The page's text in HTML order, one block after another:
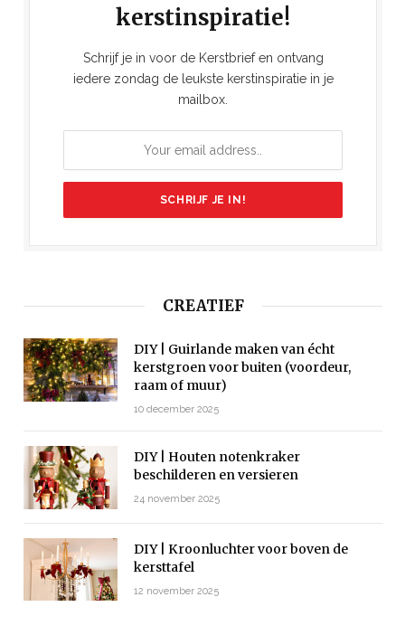
kerstinspiratie!
Schrijf je in voor de Kerstbrief en ontvang
iedere zondag de leukste kerstinspiratie in je
mailbox.
CREATIEF
DIY | Guirlande maken van écht
kerstgroen voor buiten (voordeur,
raam of muur)
10 december 2025
DIY | Houten notenkraker
beschilderen en versieren
24 november 2025
DIY | Kroonluchter voor boven de
kersttafel
12 november 2025